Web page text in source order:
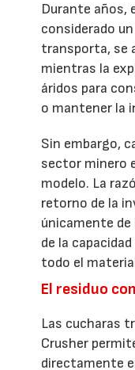
Durante años,
considerado
transporta, se
mientras la
áridos para
o mantener la
Sin embargo,
sector minero
modelo. La
retorno de la
únicamente
de la
todo el
El residuo
Las cucharas
Crusher
directamente